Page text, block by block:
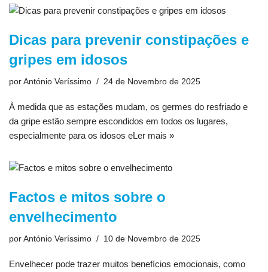
Dicas para prevenir constipações e
gripes em idosos
por António Veríssimo 24 de Novembro de 2025
À medida que as estações mudam, os germes do resfriado e
da gripe estão sempre escondidos em todos os lugares,
especialmente para os idosos eLer mais »
Factos e mitos sobre o
envelhecimento
por António Veríssimo 10 de Novembro de 2025
Envelhecer pode trazer muitos benefícios emocionais, como